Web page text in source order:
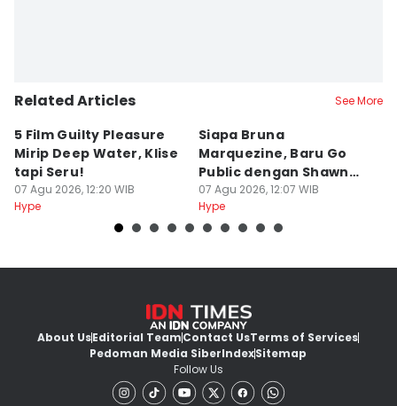
Related Articles See More
5 Film Guilty Pleasure
Mirip Deep Water, Klise
tapi Seru!
07 Agu 2026, 12:20 WIB
Hype
Siapa Bruna
Marquezine, Baru Go
Public dengan Shawn
Mendes?
07 Agu 2026, 12:07 WIB
Hype
About UsEditorial TeamContact UsTerms of Services
Pedoman Media SiberIndexSitemap
Follow Us